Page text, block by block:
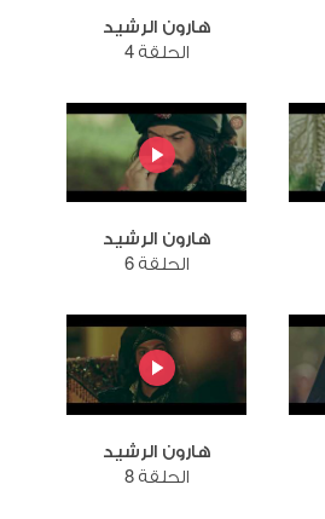
هارون الرشيد
الحلقة 4
هارون الرشيد
الحلقة 6
هارون الرشيد
الحلقة 8